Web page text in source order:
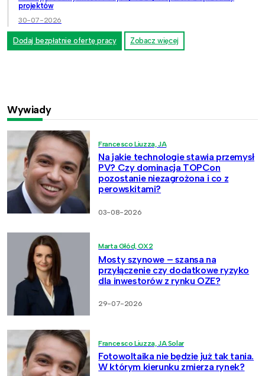
projektów
30-07-2026
Dodaj bezpłatnie ofertę pracy Zobacz więcej
Wywiady
Francesco Liuzza, JA
Na jakie technologie stawia przemysł
PV? Czy dominacja TOPCon
pozostanie niezagrożona i co z
perowskitami?
03-08-2026
Marta Głód, OX2
Mosty szynowe – szansa na
przyłączenie czy dodatkowe ryzyko
dla inwestorów z rynku OZE?
29-07-2026
Francesco Liuzza, JA Solar
Fotowoltaika nie będzie już tak tania.
W którym kierunku zmierza rynek?